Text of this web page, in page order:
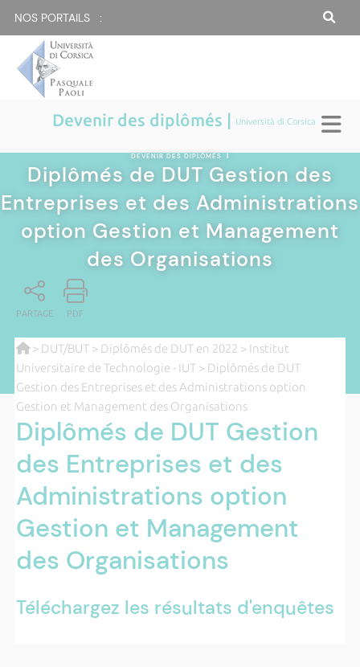
NOS PORTAILS :
Devenir des diplômés | Università di Corsica
DEVENIR DES DIPLÔMÉS |
Diplômés de DUT Gestion des
Entreprises et des Administrations
option Gestion et Management
des Organisations
PARTAGE PDF
> DUT/BUT > Diplômés de DUT en 2022 > Institut
Universitaire de Technologie - IUT > Diplômés de DUT
Gestion des Entreprises et des Administrations option
Gestion et Management des Organisations
Diplômés de DUT Gestion
des Entreprises et des
Administrations option
Gestion et Management
des Organisations
Téléchargez les résultats d'enquêtes